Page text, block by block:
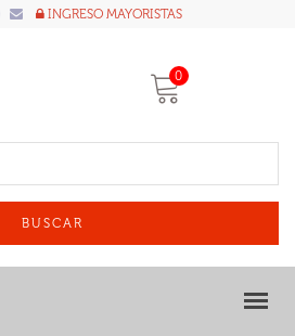
INGRESO MAYORISTAS
0
BUSCAR